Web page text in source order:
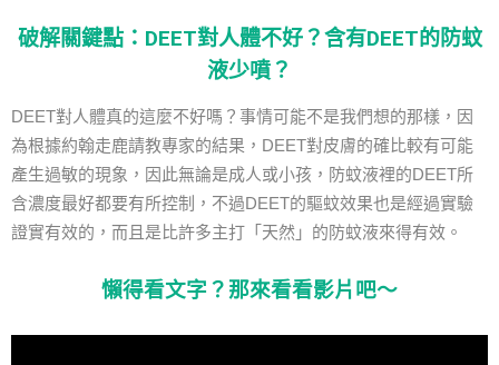
破解關鍵點：DEET對人體不好？含有DEET的防蚊
液少噴？
DEET對人體真的這麼不好嗎？事情可能不是我們想的那樣，因
為根據約翰走鹿請教專家的結果，DEET對皮膚的確比較有可能
產生過敏的現象，因此無論是成人或小孩，防蚊液裡的DEET所
含濃度最好都要有所控制，不過DEET的驅蚊效果也是經過實驗
證實有效的，而且是比許多主打「天然」的防蚊液來得有效。
懶得看文字？那來看看影片吧～